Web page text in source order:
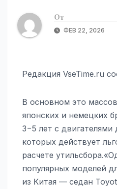
От
ФЕВ 22, 2026
Редакция VseTime.ru
В основном это
японских и немецких
3−5 лет с двигателями
которых действует
расчете
популярных моделей
из Китая — седан